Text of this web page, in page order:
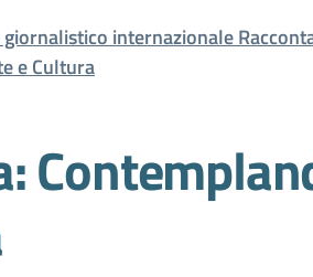
internazionale
e Cultura